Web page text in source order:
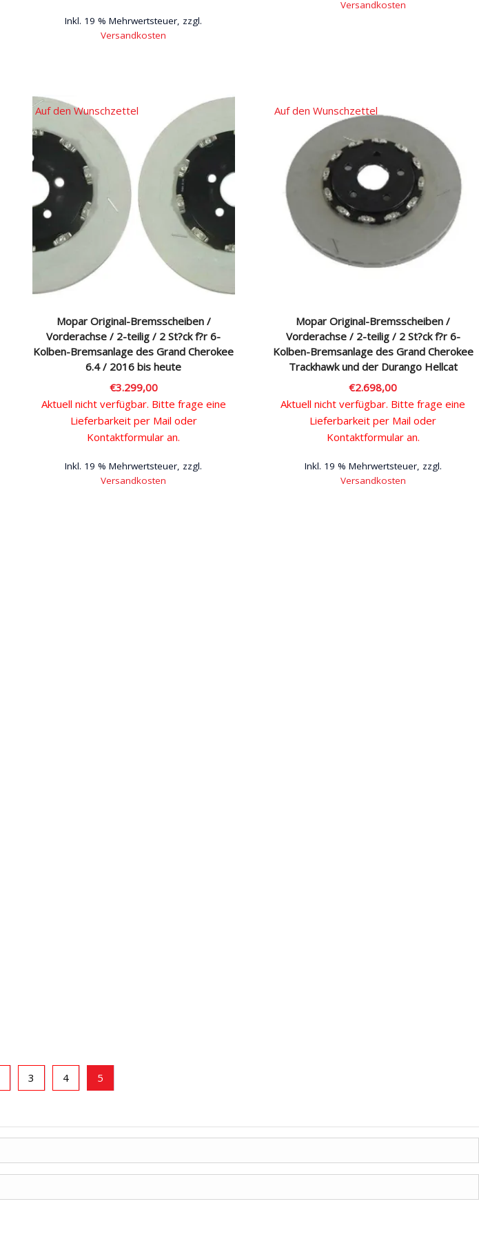
Inkl. 19 % Mehrwertsteuer, zzgl.
Versandkosten
Versandkosten
Mopar Original-Bremsscheiben /
Vorderachse / 2-teilig / 2 St?ck f?r 6-
Kolben-Bremsanlage des Grand Cherokee
6.4 / 2016 bis heute
€3.299,00
Aktuell nicht verfügbar. Bitte frage eine
Lieferbarkeit per Mail oder
Kontaktformular an.
Inkl. 19 % Mehrwertsteuer, zzgl.
Versandkosten
Auf den Wunschzettel
Mopar Original-Bremsscheiben /
Vorderachse / 2-teilig / 2 St?ck f?r 6-
Kolben-Bremsanlage des Grand Cherokee
Trackhawk und der Durango Hellcat
€2.698,00
Aktuell nicht verfügbar. Bitte frage eine
Lieferbarkeit per Mail oder
Kontaktformular an.
Inkl. 19 % Mehrwertsteuer, zzgl.
Versandkosten
Auf den Wunschzettel
3 4 5